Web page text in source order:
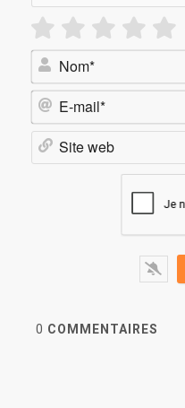
0 COMMENTAIRES